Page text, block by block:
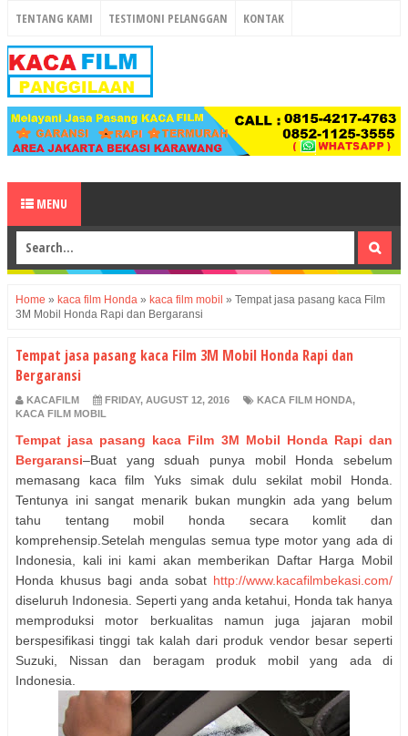
TENTANG KAMI TESTIMONI PELANGGAN KONTAK
MENU
Home » kaca film Honda » kaca film mobil » Tempat jasa pasang kaca Film
3M Mobil Honda Rapi dan Bergaransi
Tempat jasa pasang kaca Film 3M Mobil Honda Rapi dan
Bergaransi
KACAFILM FRIDAY, AUGUST 12, 2016 KACA FILM HONDA,
KACA FILM MOBIL
Tempat jasa pasang kaca Film 3M Mobil Honda Rapi dan
Bergaransi–Buat yang sduah punya mobil Honda sebelum
memasang kaca film Yuks simak dulu sekilat mobil Honda.
Tentunya ini sangat menarik bukan mungkin ada yang belum
tahu tentang mobil honda secara komlit dan
komprehensip.Setelah mengulas semua type motor yang ada di
Indonesia, kali ini kami akan memberikan Daftar Harga Mobil
Honda khusus bagi anda sobat http://www.kacafilmbekasi.com/
diseluruh Indonesia. Seperti yang anda ketahui, Honda tak hanya
memproduksi motor berkualitas namun juga jajaran mobil
berspesifikasi tinggi tak kalah dari produk vendor besar seperti
Suzuki, Nissan dan beragam produk mobil yang ada di
Indonesia.